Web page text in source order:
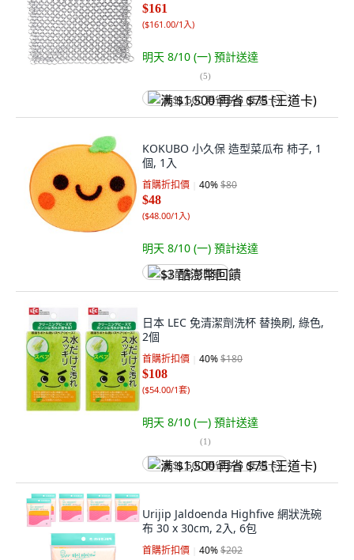
$161
($161.00/1入)
明天 8/10 (一) 預計送達
(5)
满 $1,500 再省 $75 (王道卡)
KOKUBO 小久保 造型菜瓜布 柿子, 1
個, 1入
首購折扣價 40%$80
$48
($48.00/1入)
明天 8/10 (一) 預計送達
$3 酷澎幣回饋
日本 LEC 免清潔劑洗杯 替換刷, 綠色,
2個
首購折扣價 40%$180
$108
($54.00/1套)
明天 8/10 (一) 預計送達
(1)
满 $1,500 再省 $75 (王道卡)
Urijip Jaldoenda Highfive 網狀洗碗
布 30 x 30cm, 2入, 6包
首購折扣價 40%$202